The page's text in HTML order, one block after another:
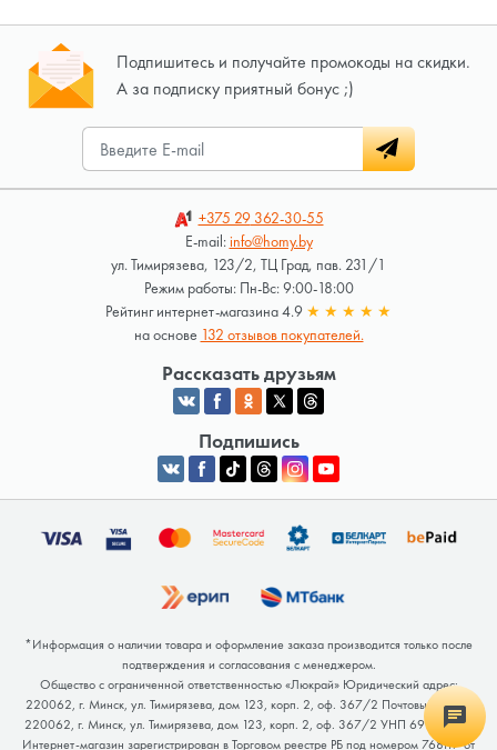
Подпишитесь и получайте промокоды на скидки.
А за подписку приятный бонус ;)
+375 29362-30-55
E-mail:info@homy.by
ул. Тимирязева, 123/2, ТЦ Град, пав. 231/1
Режим работы: Пн-Вс: 9:00-18:00
Рейтинг интернет-магазина 4.9 ★ ★ ★ ★ ★
на основе 132 отзывов покупателей.
Рассказать друзьям
Подпишись
*Информация о наличии товара и оформление заказа производится только после
подтверждения и согласования с менеджером.
Общество с ограниченной ответственностью «Люкрай» Юридический адрес:
220062, г. Минск, ул. Тимирязева, дом 123, корп. 2, оф. 367/2 Почтовый адрес:
220062, г. Минск, ул. Тимирязева, дом 123, корп. 2, оф. 367/2 УНП 691764371
Интернет-магазин зарегистрирован в Торговом реестре РБ под номером 768117 от